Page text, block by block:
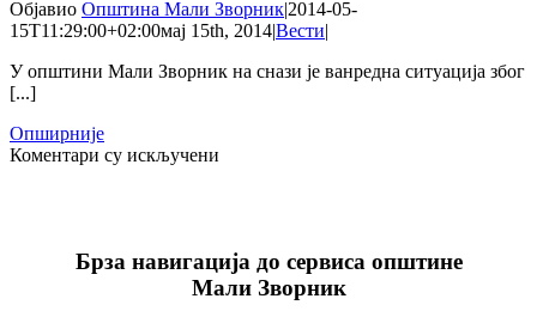
радова
на
обнови
Објавио Општина Мали Зворник|2014-05-
15T11:29:00+02:00мај 15th, 2014|Вести|
У општини Мали Зворник на снази је ванредна ситуација због
[...]
Опширније
Коментари су искључени
од
поплава
Брза навигација до сервиса општине
Мали Зворник